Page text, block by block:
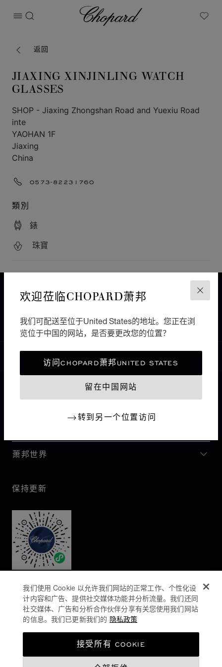
关闭
欢迎莅临CHOPARD萧邦
我们可配送至位于United States的地址。您正在浏
览位于中国的网站，是否要更改您的位置？
访问CHOPARD萧邦UNITED STATES
留在中国网站
转到另一个位置访问
打开菜单
搜索
Chopard
My
返回
JIAXING XINJINLING WATCH
GLASSES
SHOP - Jiaxing Zhongshan Road and Yuexiu Road
inte
YAOHAN 1F
Jiaxing
China
0573-82231760
類別
錶
珠寶
JIAXING XINJINLING WATCH GLASSES
本地化（更改国家/地区）
更改国家/地区
联系我们
萧邦世界
保持更新
COOKIES政策
我们使用 Cookie 以允许我们网站的正常工作、个性化设
计内容和广告、提供社交媒体功能并分析流量。我们还同
社交媒体、广告和分析合作伙伴分享有关您使用我们网站
的信息。我们已更新我们的 隐私政策
接受所有 COOKIE